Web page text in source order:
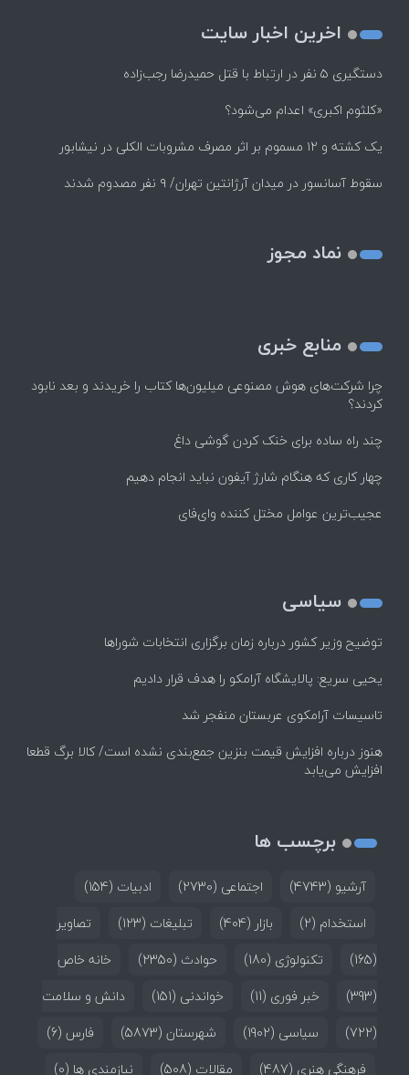
اخرین اخبار سایت
دستگیری ۵ نفر در ارتباط با قتل حمیدرضا رجب‌زاده
«کلثوم اکبری» اعدام می‌شود؟
یک کشته و ۱۲ مسموم بر اثر مصرف مشروبات الکلی در نیشابور
سقوط آسانسور در میدان آرژانتین تهران/ ۹ نفر مصدوم شدند
نماد مجوز
منابع خبری
چرا شرکت‌های هوش مصنوعی میلیون‌ها کتاب را خریدند و بعد نابود
کردند؟
چند راه‌ ساده برای خنک کردن گوشی داغ
چهار کاری که هنگام شارژ آیفون نباید انجام دهیم
عجیب‌ترین عوامل مختل کننده وای‌فای
سیاسی
توضیح وزیر کشور درباره زمان برگزاری انتخابات شوراها
یحیی سریع: پالایشگاه آرامکو را هدف قرار دادیم
تاسیسات آرامکوی عربستان منفجر شد
هنوز درباره افزایش قیمت بنزین جمع‌بندی نشده است/ کالا برگ قطعا
افزایش می‌یابد
برچسب ها
آرشیو (4743) اجتماعی (2730) ادبیات (154)
استخدام (2) بازار (404) تبلیغات (123)
تصاویر
(165)
تکنولوژی (180) حوادث (2350)
خانه خاص
(393)
خبر فوری (11) خواندنی (151)
دانش و سلامت
(722)
سیاسی (1902) شهرستان (5873) فارس (6)
فرهنگی هنری (487) مقالات (508) نیازمندی ها (0)